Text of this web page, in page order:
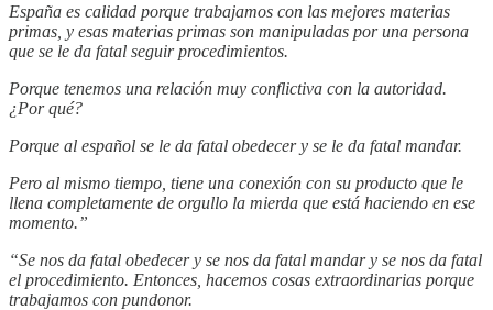
España es calidad porque trabajamos con las mejores materias
primas, y esas materias primas son manipuladas por una persona
que se le da fatal seguir procedimientos.
Porque tenemos una relación muy conflictiva con la autoridad.
¿Por qué?
Porque al español se le da fatal obedecer y se le da fatal mandar.
Pero al mismo tiempo, tiene una conexión con su producto que le
llena completamente de orgullo la mierda que está haciendo en ese
momento.”
“Se nos da fatal obedecer y se nos da fatal mandar y se nos da fatal
el procedimiento. Entonces, hacemos cosas extraordinarias porque
trabajamos con pundonor.